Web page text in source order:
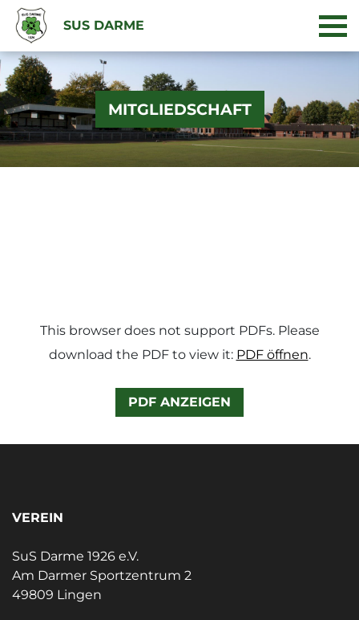
SUS DARME
MITGLIEDSCHAFT
This browser does not support PDFs. Please
download the PDF to view it: PDF öffnen.
PDF ANZEIGEN
VEREIN
SuS Darme 1926 e.V.
Am Darmer Sportzentrum 2
49809 Lingen